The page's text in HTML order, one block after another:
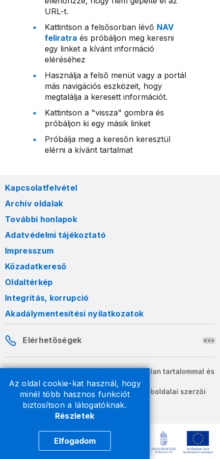
Az oldal cookie-kat használ, hogy
minél több hasznos funkciót
biztosítson a látogatóknak.
Részletek
Elfogadom
URL-t.
Kattintson a felsősorban lévő NAV
feliratra és próbáljon meg keresni
egy linket a kívánt információ
eléréséhez
Használja a felső menüt vagy a portál
más navigációs eszközeit, hogy
megtalálja a keresett információt.
Kattintson a "vissza" gombra és
próbáljon ki egy másik linket
Próbálja meg a keresőn keresztül
elérni a kívánt tartalmat
Kapcsolatfelvétel
Archív oldalak
További honlapok
Adatvédelmi tájékoztató
Impresszum
Közadatkereső
Oldaltérkép
Integritás, korrupció
Akadálymentesítési nyilatkozatok
Elérhetőségek
A honlapon szereplő információk változatlan tartalommal és
formában szabadon terjeszthetők.
2026 © A Nemzeti Adó- és Vámhivatal weboldalai szerzői
jogvédelem alatt állnak.